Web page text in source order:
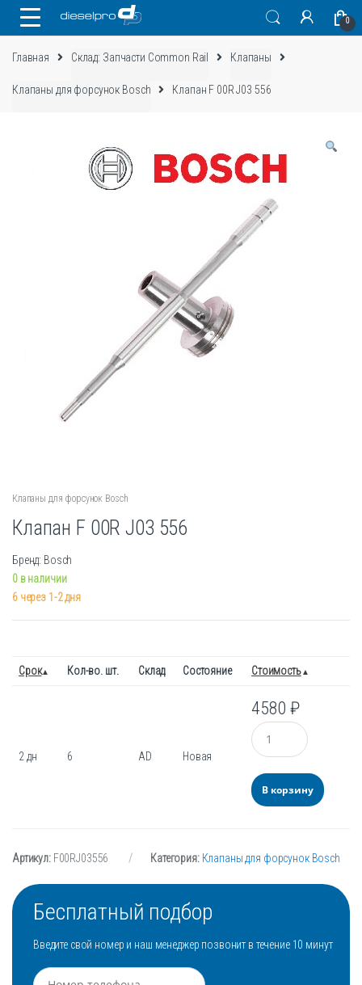
0
Главная Склад: Запчасти Common Rail Клапаны
Клапаны для форсунок Bosch Клапан F 00R J03 556
Клапаны для форсунок Bosch
Клапан F 00R J03 556
Бренд: Bosch
0 в наличии
6 через 1-2 дня
Срок Кол-во. шт. Склад Состояние Стоимость
2 дн 6 AD Новая
4580₽
Количество
В корзину
Артикул: F00RJ03556 Категория: Клапаны для форсунок Bosch
Бесплатный подбор
Введите свой номер и наш менеджер позвонит в течение 10 минут